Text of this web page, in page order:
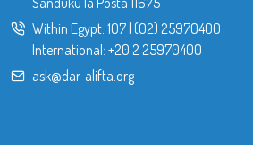
Within Egypt: 107| (02) 25970400
International: +20 2 25970400
ask@dar-alifta.org